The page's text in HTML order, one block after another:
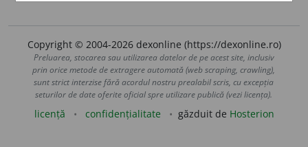
Copyright © 2004-2026 dexonline (https://dexonline.ro)
Preluarea, stocarea sau utilizarea datelor de pe acest site, inclusiv
prin orice metode de extragere automată (web scraping, crawling),
sunt strict interzise fără acordul nostru prealabil scris, cu excepția
seturilor de date oferite oficial spre utilizare publică (vezi licența).
licență confidențialitate găzduit de Hosterion